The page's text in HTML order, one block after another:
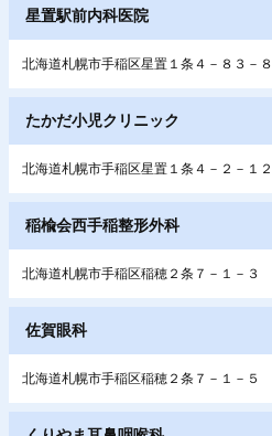
星置駅前内科医院
北海道札幌市手稲区星置１条４－８３－８
たかだ小児クリニック
北海道札幌市手稲区星置１条４－２－１２
稲楡会西手稲整形外科
北海道札幌市手稲区稲穂２条７－１－３
佐賀眼科
北海道札幌市手稲区稲穂２条７－１－５